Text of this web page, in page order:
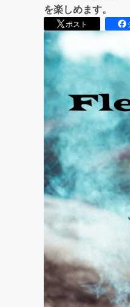
を楽しめます。
ポスト